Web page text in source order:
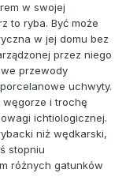
w swojej
to ryba. Być może
w jej domu bez
przez niego
przewody
uchwyty.
węgorze i trochę
ichtiologicznej.
niż wędkarski,
stopniu
różnych gatunków